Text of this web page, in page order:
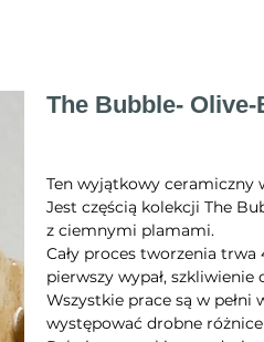
The Bubble-
Ten wyjątkowy ceramiczny
Jest częścią kolekcji The
z ciemnymi plamami.
Cały proces tworzenia
pierwszy wypał, szkliwienie
Wszystkie prace są w
występować drobne